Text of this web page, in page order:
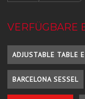
VERFÜGBARE
ADJUSTABLE TABLE
BARCELONA SESSEL